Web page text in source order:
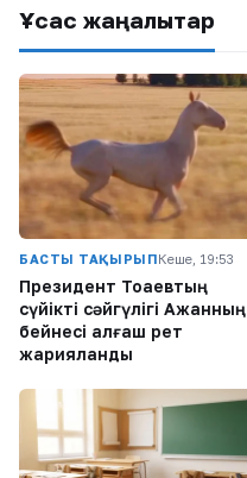
Ұқсас жаңалықтар
БАСТЫ ТАҚЫРЫПКеше, 19:53
Президент Тоқаевтың
сүйікті сәйгүлігі Ақжанның
бейнесі алғаш рет
жарияланды